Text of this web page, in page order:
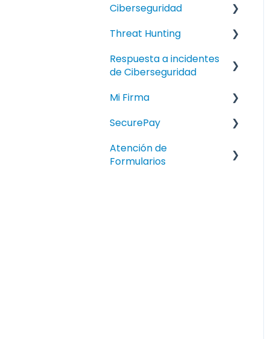
Manual
Knowledge Error
FAQ
How To
Knowledge Error
Ciberseguridad
FAQ
Threat Hunting
FAQ
Respuesta a incidentes
de Ciberseguridad
FAQ
Mi Firma
Manuales
SecurePay
Manuales
Atención de
Formularios